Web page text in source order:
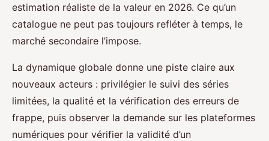
estimation réaliste de la valeur en 2026. Ce qu’un
catalogue ne peut pas toujours refléter à temps, le
marché secondaire l’impose.
La dynamique globale donne une piste claire aux
nouveaux acteurs : privilégier le suivi des séries
limitées, la qualité et la vérification des erreurs de
frappe, puis observer la demande sur les plateformes
numériques pour vérifier la validité d’un